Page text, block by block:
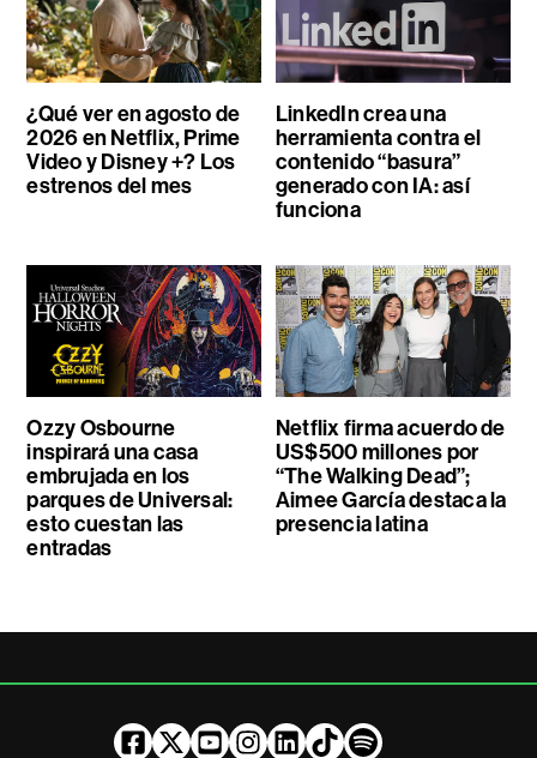
¿Qué ver en agosto de
2026 en Netflix, Prime
Video y Disney +? Los
estrenos del mes
LinkedIn crea una
herramienta contra el
contenido “basura”
generado con IA: así
funciona
Ozzy Osbourne
inspirará una casa
embrujada en los
parques de Universal:
esto cuestan las
entradas
Netflix firma acuerdo de
US$500 millones por
“The Walking Dead”;
Aimee García destaca la
presencia latina